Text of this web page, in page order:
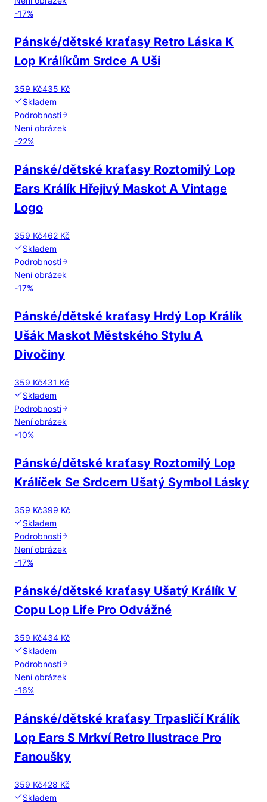
-17%
Pánské/dětské kraťasy Retro Láska K
Lop Králíkům Srdce A Uši
359 Kč435 Kč
Skladem
Podrobnosti
Není obrázek
-22%
Pánské/dětské kraťasy Roztomilý Lop
Ears Králík Hřejivý Maskot A Vintage
Logo
359 Kč462 Kč
Skladem
Podrobnosti
Není obrázek
-17%
Pánské/dětské kraťasy Hrdý Lop Králík
Ušák Maskot Městského Stylu A
Divočiny
359 Kč431 Kč
Skladem
Podrobnosti
Není obrázek
-10%
Pánské/dětské kraťasy Roztomilý Lop
Králíček Se Srdcem Ušatý Symbol Lásky
359 Kč399 Kč
Skladem
Podrobnosti
Není obrázek
-17%
Pánské/dětské kraťasy Ušatý Králík V
Copu Lop Life Pro Odvážné
359 Kč434 Kč
Skladem
Podrobnosti
Není obrázek
-16%
Pánské/dětské kraťasy Trpasličí Králík
Lop Ears S Mrkví Retro Ilustrace Pro
Fanoušky
359 Kč428 Kč
Skladem